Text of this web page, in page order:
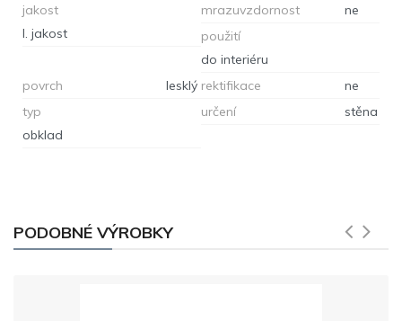
jakost
I. jakost
mrazuvzdornost
ne
použití
do interiéru
povrch
lesklý rektifikace
ne
typ
obklad
určení stěna
PODOBNÉ VÝROBKY